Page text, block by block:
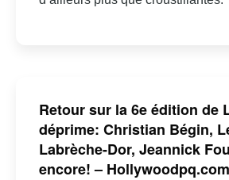
Retour sur la 6e édition de
déprime: Christian Bégin,
Labrèche-Dor, Jeannick
encore! – Hollywoodpq.com